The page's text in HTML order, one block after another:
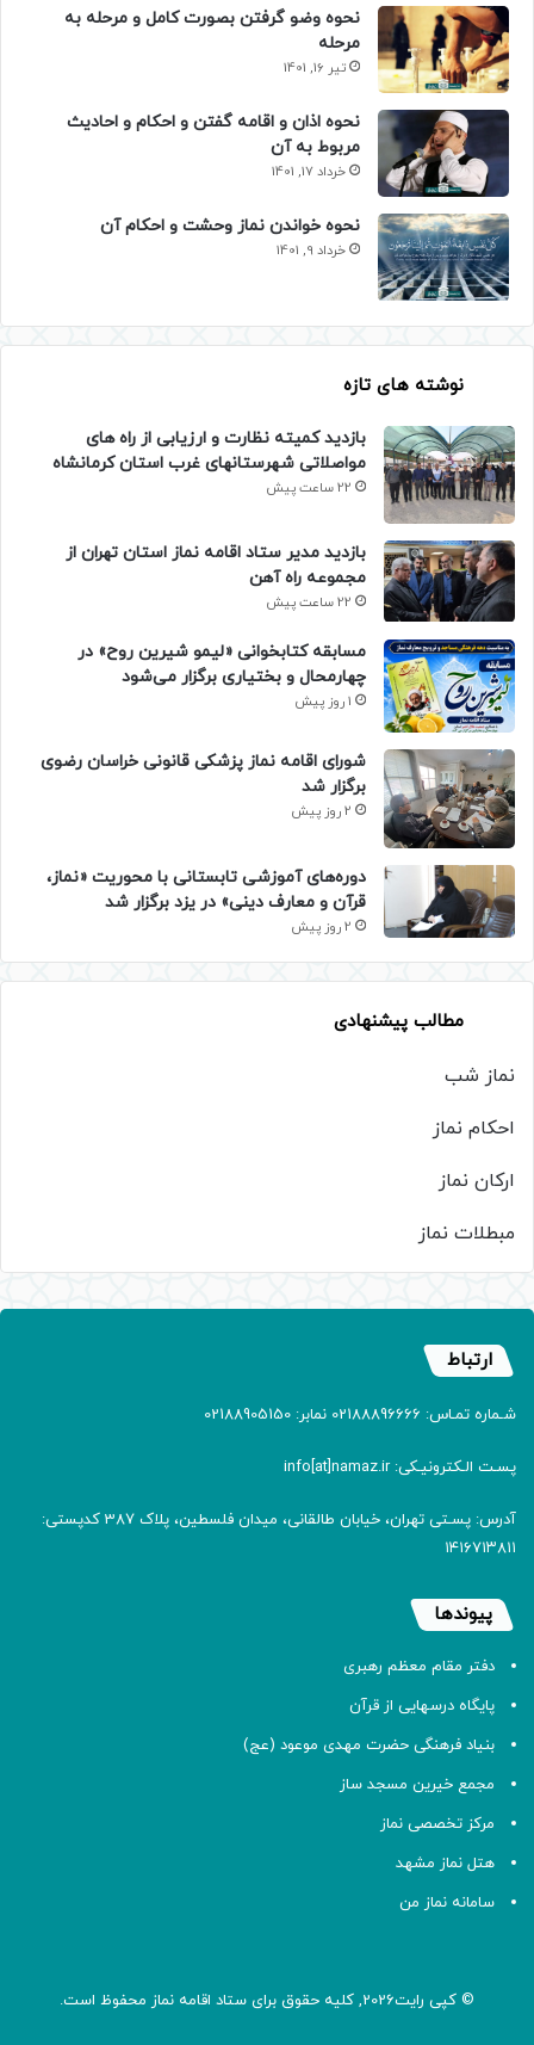
نحوه وضو گرفتن بصورت کامل و مرحله به
مرحله
تیر 16, 1401
نحوه اذان و اقامه گفتن و احکام و احادیث
مربوط به آن
خرداد 17, 1401
نحوه خواندن نماز وحشت و احکام آن
خرداد 9, 1401
نوشته های تازه
بازدید کمیته نظارت و ارزیابی از راه های
مواصلاتی شهرستانهای غرب استان کرمانشاه
22 ساعت پیش
بازدید مدیر ستاد اقامه نماز استان تهران از
مجموعه راه آهن
22 ساعت پیش
مسابقه کتابخوانی «لیمو شیرین روح» در
چهارمحال و بختیاری برگزار می‌شود
1 روز پیش
شورای اقامه نماز پزشکی قانونی خراسان رضوی
برگزار شد
2 روز پیش
دوره‌های آموزشی تابستانی با محوریت «نماز،
قرآن و معارف دینی» در یزد برگزار شد
2 روز پیش
مطالب پیشنهادی
نماز شب
احکام نماز
ارکان نماز
مبطلات نماز
ارتباط
شـماره تمـاس: 02188896666 نمابر: 02188905150
پسـت الـکترونیـکی: info[at]namaz.ir
آدرس: پسـتی تهران، خیابان طالقانی، میدان فلسطین، پلاک 387 کدپستی:
۱۴۱۶۷۱۳۸۱۱
پیوندها
دفتر مقام معظم رهبری
پایگاه درسهایی از قرآن
بنیاد فرهنگی حضرت مهدی موعود (عج)
مجمع خیرین مسجد ساز
مرکز تخصصی نماز
هتل نماز مشهد
سامانه نماز من
© کپی رایت2026, کلیه حقوق برای ستاد اقامه نماز محفوظ است.